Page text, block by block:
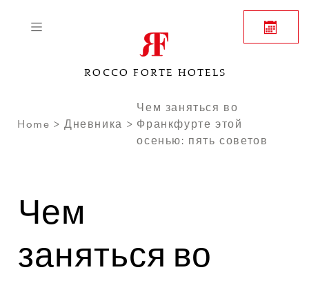
ROCCO FORTE HOTELS
Home Дневника
Чем заняться во
Франкфурте этой
осенью: пять советов
Чем
заняться во